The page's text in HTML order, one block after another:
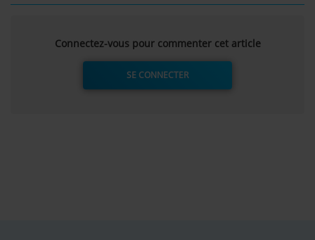
Connectez-vous pour commenter cet article
SE CONNECTER